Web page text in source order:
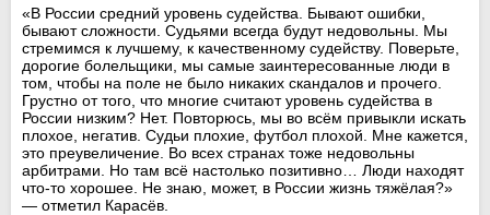
«В России средний уровень судейства. Бывают ошибки,
бывают сложности. Судьями всегда будут недовольны. Мы
стремимся к лучшему, к качественному судейству. Поверьте,
дорогие болельщики, мы самые заинтересованные люди в
том, чтобы на поле не было никаких скандалов и прочего.
Грустно от того, что многие считают уровень судейства в
России низким? Нет. Повторюсь, мы во всём привыкли искать
плохое, негатив. Судьи плохие, футбол плохой. Мне кажется,
это преувеличение. Во всех странах тоже недовольны
арбитрами. Но там всё настолько позитивно… Люди находят
что-то хорошее. Не знаю, может, в России жизнь тяжёлая?»
— отметил Карасёв.